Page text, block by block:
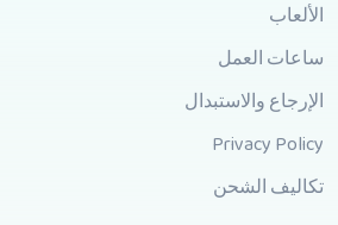
الألعاب
ساعات العمل
الإرجاع والاستبدال
Privacy Policy
تكاليف الشحن